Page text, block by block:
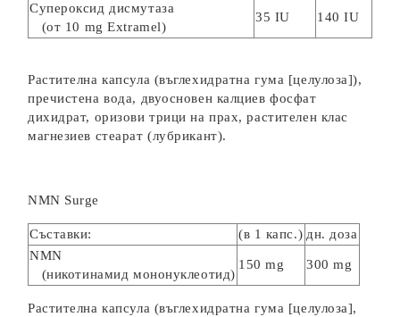
Супероксид дисмутаза
(от 10 mg Extramel)
35 IU 140 IU
Растителна капсула (въглехидратна гума [целулоза]),
пречистена вода, двуосновен калциев фосфат
дихидрат, оризови трици на прах, растителен клас
магнезиев стеарат (лубрикант).
NMN Surge
Съставки: (в 1 капс.) дн. доза
NMN
(никотинамид мононуклеотид)
150 mg 300 mg
Растителна капсула (въглехидратна гума [целулоза],